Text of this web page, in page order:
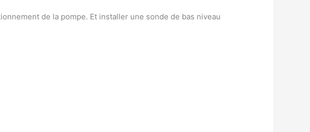
de la pompe. Et installer une sonde de bas niveau